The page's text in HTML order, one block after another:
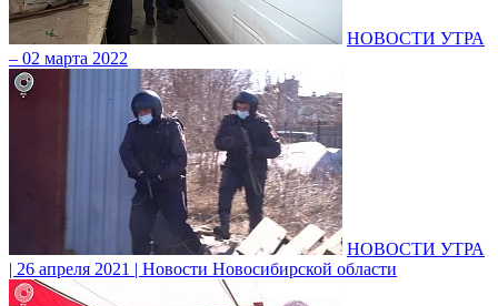
НОВОСТИ УТРА
– 02 марта 2022
НОВОСТИ УТРА
| 26 апреля 2021 | Новости Новосибирской области